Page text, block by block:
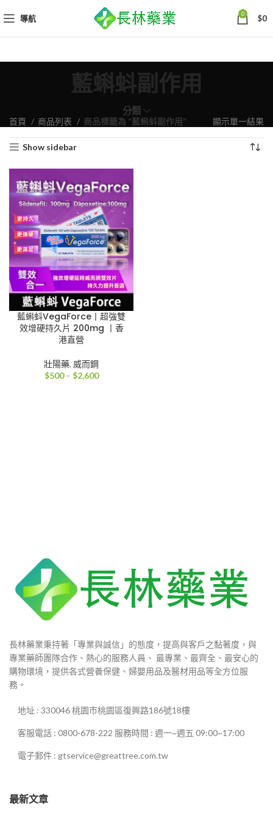
導航 0 $0
藍蝌蚪副作用
分類
首頁 商品列表 商品標籤為 “藍蝌蚪副作用” 顯示單一結果
Show sidebar
藍蝌蚪VegaForce丨超強雙
效增硬持久片 200mg 丨香
港直營
壯陽藥, 威而鋼
$500 – $2,600價
長林藥業秉持著「專業與誠信」的態度，提高與客戶之黏著度，與
專業藥師團隊合作、熱心的服務人員、 最專業、最齊全、最安心的
購物環境，提供各式營養保健、婦嬰用品及醫材用品等全方位服
務。
地址 : 330046 桃園市桃園區復興路186號18樓
客服電話 : 0800-678-222 服務時間 : 週一~週五 09:00~17:00
電子郵件 : gtservice@greattree.com.tw
最新文章